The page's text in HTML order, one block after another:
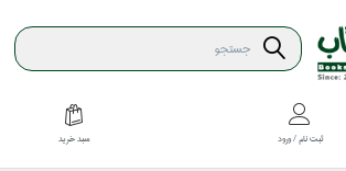
ثبت نام / ورود سبد خريد